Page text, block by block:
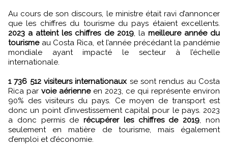
Au cours de son discours, le ministre était ravi d’annoncer
que les chiffres du tourisme du pays étaient excellents.
2023 a atteint les chiffres de 2019, la meilleure année du
tourismeau Costa Rica, et l’année précédant la pandémie
mondiale ayant impacté le secteur à l’échelle
internationale.
1 736 512 visiteurs internationaux se sont rendus au Costa
Rica par voie aérienneen 2023, ce qui représente environ
90% des visiteurs du pays. Ce moyen de transport est
donc un point d’investissement capital pour le pays. 2023
a donc permis derécupérer les chiffres de 2019, non
seulement en matière de tourisme, mais également
d’emploi et d’économie.